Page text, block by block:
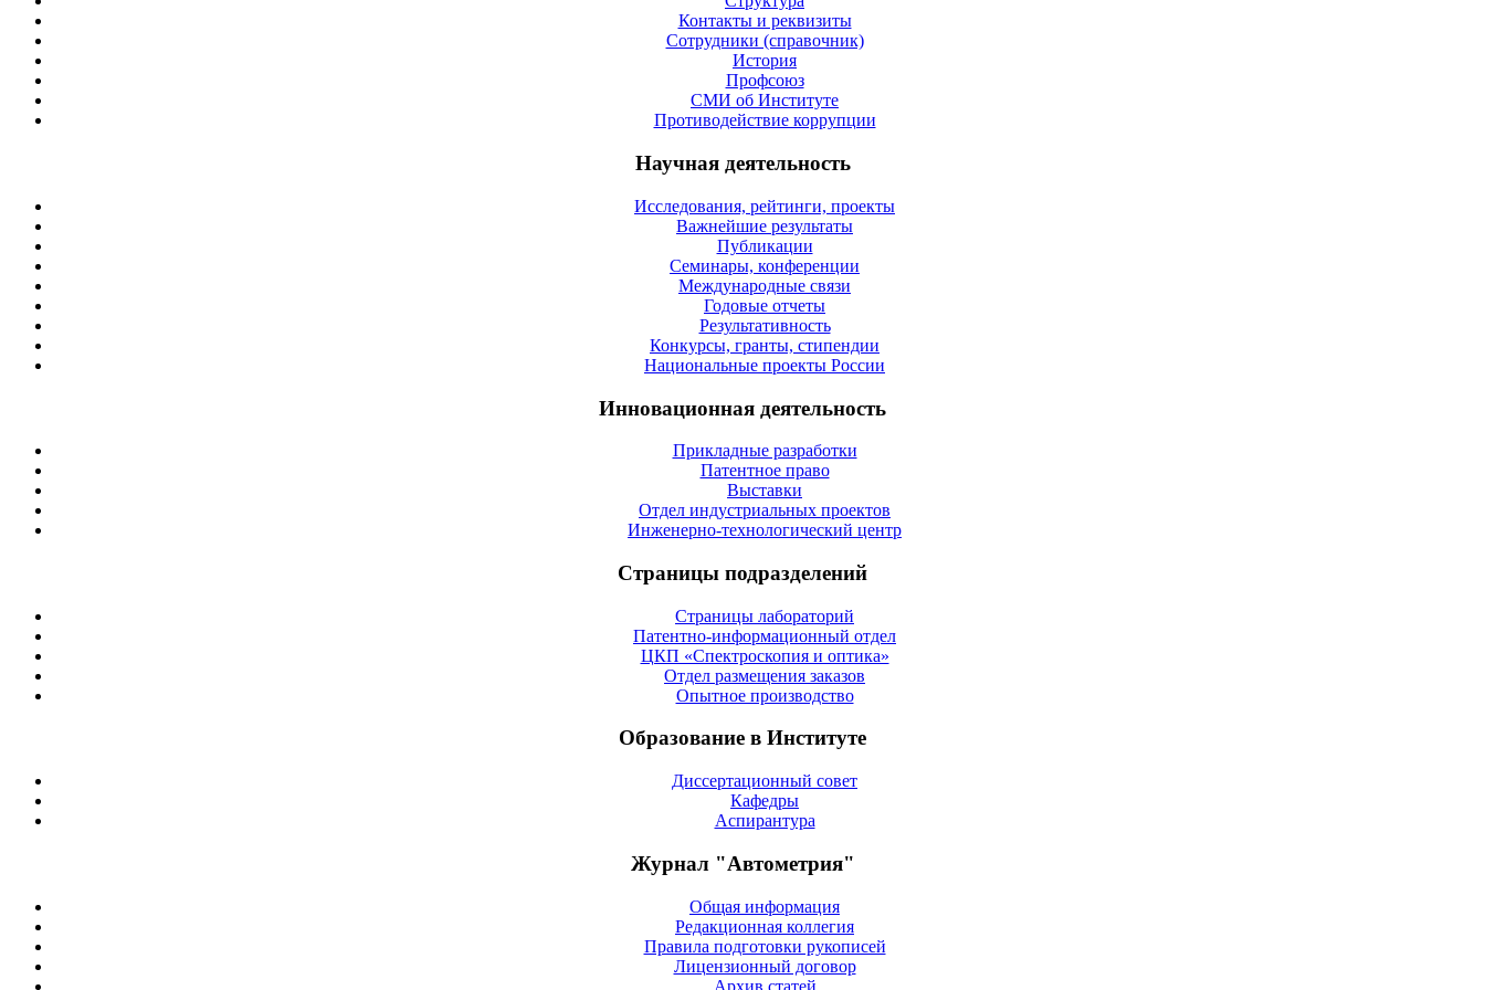
Контакты и реквизиты
Сотрудники (справочник)
История
Профсоюз
СМИ об Институте
Противодействие коррупции
Научная деятельность
Исследования, рейтинги, проекты
Важнейшие результаты
Публикации
Семинары, конференции
Международные связи
Годовые отчеты
Результативность
Конкурсы, гранты, стипендии
Национальные проекты России
Инновационная деятельность
Прикладные разработки
Патентное право
Выставки
Отдел индустриальных проектов
Инженерно-технологический центр
Страницы подразделений
Страницы лабораторий
Патентно-информационный отдел
ЦКП «Спектроскопия и оптика»
Отдел размещения заказов
Опытное производство
Образование в Институте
Диссертационный совет
Кафедры
Аспирантура
Журнал "Автометрия"
Общая информация
Редакционная коллегия
Правила подготовки рукописей
Лицензионный договор
Архив статей